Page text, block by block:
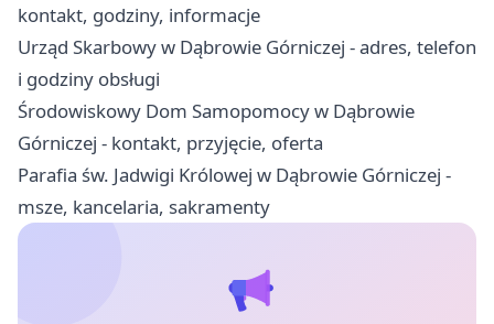
kontakt, godziny, informacje
Urząd Skarbowy w Dąbrowie Górniczej - adres, telefon
i godziny obsługi
Środowiskowy Dom Samopomocy w Dąbrowie
Górniczej - kontakt, przyjęcie, oferta
Parafia św. Jadwigi Królowej w Dąbrowie Górniczej -
msze, kancelaria, sakramenty